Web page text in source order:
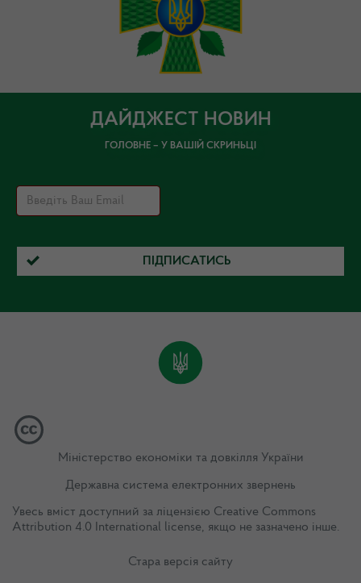
ДАЙДЖЕСТ НОВИН
ГОЛОВНЕ – У ВАШІЙ СКРИНЬЦІ
ПІДПИСАТИСЬ
Міністерство економіки та довкілля України
Державна система електронних звернень
Увесь вміст доступний за ліцензією Creative Commons
Attribution 4.0 International license, якщо не зазначено інше.
Стара версія сайту